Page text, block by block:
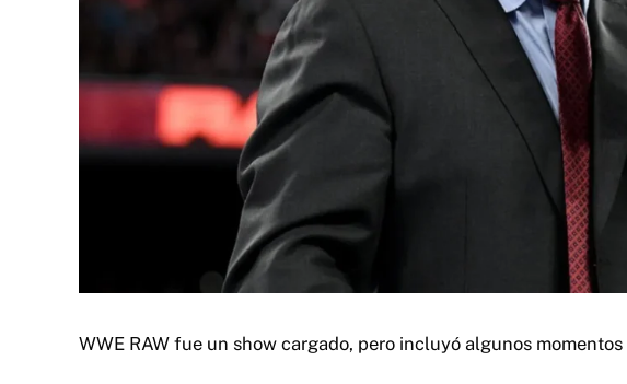
WWE RAW fue un show cargado, pero incluyó algunos